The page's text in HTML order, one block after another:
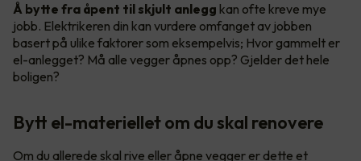
Å bytte fra åpent til skjult anlegg kan ofte kreve mye
jobb. Elektrikeren din kan vurdere omfanget av jobben
basert på ulike faktorer som eksempelvis; Hvor gammelt er
el-anlegget? Må alle vegger åpnes opp? Gjelder det hele
boligen?
Bytt el-materiellet om du skal renovere
Om du allerede skal rive eller åpne vegger er dette et